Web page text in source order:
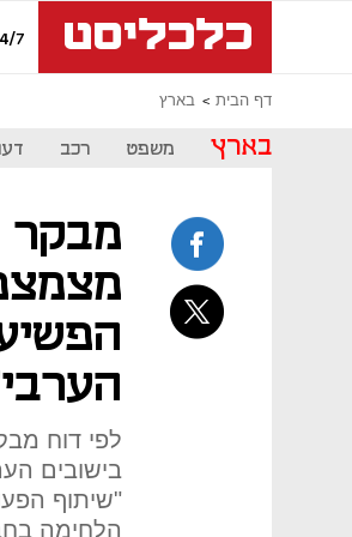
7
דף הבית בארץ
בארץ משפט רכב
מבקר
"שיתוף
הלחימה